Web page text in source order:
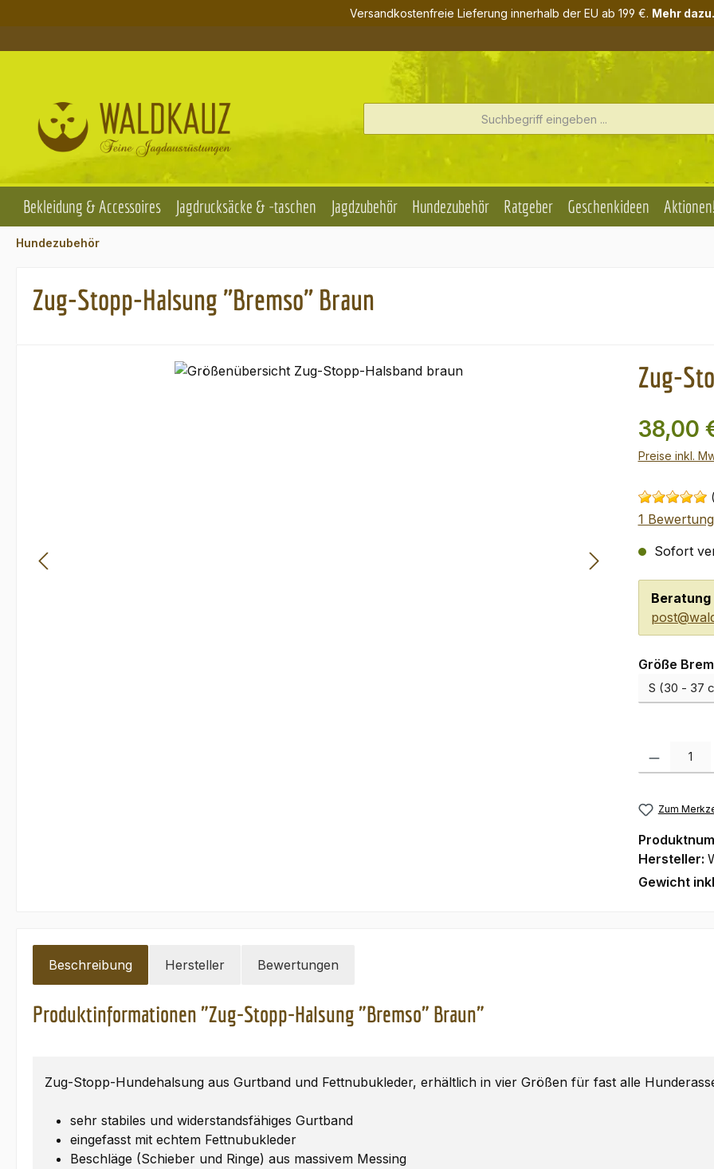
Versandkostenfreie Lieferung innerhalb der EU ab 199 €. Mehr
Bekleidung & Accessoires Jagdrucksäcke & -taschen Jagdzubehör Hundezubehör Ratgeber Geschenkideen
Hundezubehör
Zug-Stopp-Halsung "Bremso" Braun
Bildergalerie überspringen Zug-
38,00
Preise inkl.
1 Bewertung
Sofort
Größe
Produkt
Zum
Hersteller:
Gewicht
Beschreibung Hersteller Bewertungen
Produktinformationen "Zug-Stopp-Halsung "Bremso" Braun"
Zug-Stopp-Hundehalsung aus Gurtband und Fettnubukleder, erhältlich in vier Größen für fast alle
sehr stabiles und widerstandsfähiges Gurtband
eingefasst mit echtem Fettnubukleder
Beschläge (Schieber und Ringe) aus massivem Messing